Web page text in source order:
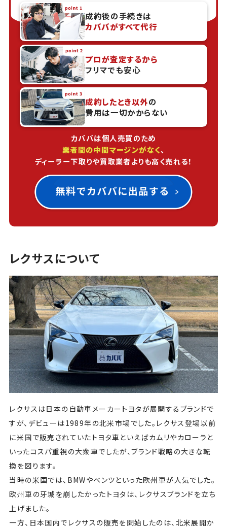
成約後の手続きは
カババがすべて代行
プロが査定するから
フリマでも安心
成約したとき以外の
費用は一切かからない
カババは個人売買のため
業者間の中間マージンがなく、
ディーラー下取りや買取業者よりも高く売れる！
レクサスについて
レクサスは日本の自動車メーカートヨタが展開するブランドで
すが、デビューは1989年の北米市場でした。レクサス登場以前
に米国で販売されていたトヨタ車といえばカムリやカローラと
いったコスパ重視の大衆車でしたが、ブランド戦略の大きな転
換を図ります。
当時の米国では、BMWやベンツといった欧州車が人気でした。
欧州車の牙城を崩したかったトヨタは、レクサスブランドを立ち
上げました。
一方、日本国内でレクサスの販売を開始したのは、北米展開か